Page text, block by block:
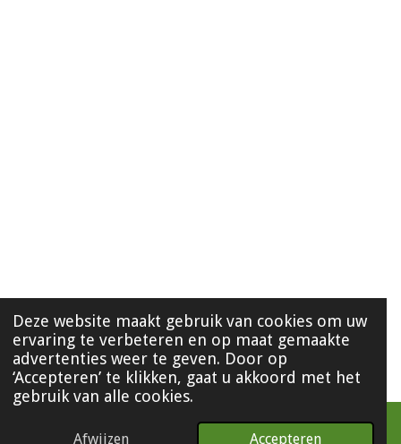
Deze website maakt gebruik van cookies om uw
ervaring te verbeteren en op maat gemaakte
advertenties weer te geven. Door op
‘Accepteren’ te klikken, gaat u akkoord met het
gebruik van alle cookies.
Afwijzen Accepteren